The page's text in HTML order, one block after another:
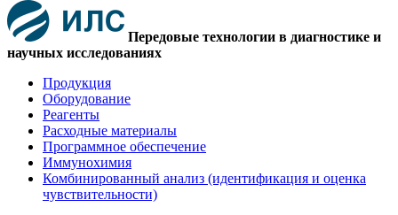
Передовые технологии в диагностике и
научных исследованиях
Продукция
Оборудование
Реагенты
Расходные материалы
Программное обеспечение
Иммунохимия
Комбинированный анализ (идентификация и оценка
чувствительности)